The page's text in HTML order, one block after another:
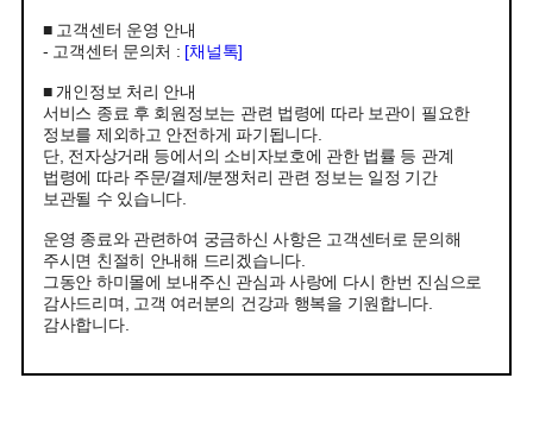
■ 고객센터 운영 안내
- 고객센터 문의처 : [채널톡]
■ 개인정보 처리 안내
서비스 종료 후 회원정보는 관련 법령에 따라 보관이 필요한
정보를 제외하고 안전하게 파기됩니다.
단, 전자상거래 등에서의 소비자보호에 관한 법률 등 관계
법령에 따라 주문/결제/분쟁처리 관련 정보는 일정 기간
보관될 수 있습니다.
운영 종료와 관련하여 궁금하신 사항은 고객센터로 문의해
주시면 친절히 안내해 드리겠습니다.
그동안 하미몰에 보내주신 관심과 사랑에 다시 한번 진심으로
감사드리며, 고객 여러분의 건강과 행복을 기원합니다.
감사합니다.